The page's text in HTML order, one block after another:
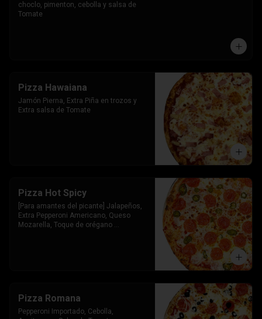
choclo, pimenton, cebolla y salsa de
Tomate
Pizza Hawaiana
Jamón Pierna, Extra Piña en trozos y
Extra salsa de Tomate
Pizza Hot Spicy
[Para amantes del picante] Jalapeños,
Extra Pepperoni Americano, Queso
Mozarella, Toque de orégano
Pizza Romana
Pepperoni Importado, Cebolla,